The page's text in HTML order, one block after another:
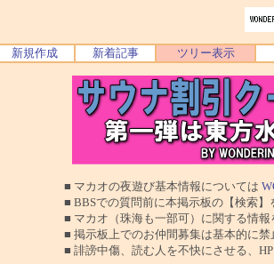
新規作成 新着記事 ツリー表示
■ マカオの夜遊び基本情報については
■ BBSでの質問前に本掲示板の【検索】を使
■ マカオ（珠海も一部可）に関する情報を交
■ 掲示板上でのお仲間募集は基本的に禁止で
■ 誹謗中傷、読む人を不快にさせる、HPに運